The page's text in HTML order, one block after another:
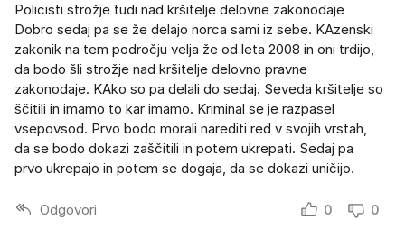
Policisti strožje tudi nad kršitelje delovne zakonodaje
Dobro sedaj pa se že delajo norca sami iz sebe. KAzenski
zakonik na tem področju velja že od leta 2008 in oni trdijo,
da bodo šli strožje nad kršitelje delovno pravne
zakonodaje. KAko so pa delali do sedaj. Seveda kršitelje so
ščitili in imamo to kar imamo. Kriminal se je razpasel
vsepovsod. Prvo bodo morali narediti red v svojih vrstah,
da se bodo dokazi zaščitili in potem ukrepati. Sedaj pa
prvo ukrepajo in potem se dogaja, da se dokazi uničijo.
Odgovori 0 0